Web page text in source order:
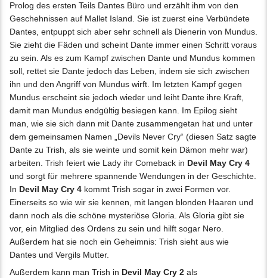
Prolog des ersten Teils Dantes Büro und erzählt ihm von den
Geschehnissen auf Mallet Island. Sie ist zuerst eine Verbündete
Dantes, entpuppt sich aber sehr schnell als Dienerin von Mundus.
Sie zieht die Fäden und scheint Dante immer einen Schritt voraus
zu sein. Als es zum Kampf zwischen Dante und Mundus kommen
soll, rettet sie Dante jedoch das Leben, indem sie sich zwischen
ihn und den Angriff von Mundus wirft. Im letzten Kampf gegen
Mundus erscheint sie jedoch wieder und leiht Dante ihre Kraft,
damit man Mundus endgültig besiegen kann. Im Epilog sieht
man, wie sie sich dann mit Dante zusammengetan hat und unter
dem gemeinsamen Namen „Devils Never Cry“ (diesen Satz sagte
Dante zu Trish, als sie weinte und somit kein Dämon mehr war)
arbeiten. Trish feiert wie Lady ihr Comeback in Devil May Cry 4
und sorgt für mehrere spannende Wendungen in der Geschichte.
In Devil May Cry 4 kommt Trish sogar in zwei Formen vor.
Einerseits so wie wir sie kennen, mit langen blonden Haaren und
dann noch als die schöne mysteriöse Gloria. Als Gloria gibt sie
vor, ein Mitglied des Ordens zu sein und hilft sogar Nero.
Außerdem hat sie noch ein Geheimnis: Trish sieht aus wie
Dantes und Vergils Mutter.
Außerdem kann man Trish in Devil May Cry 2 als